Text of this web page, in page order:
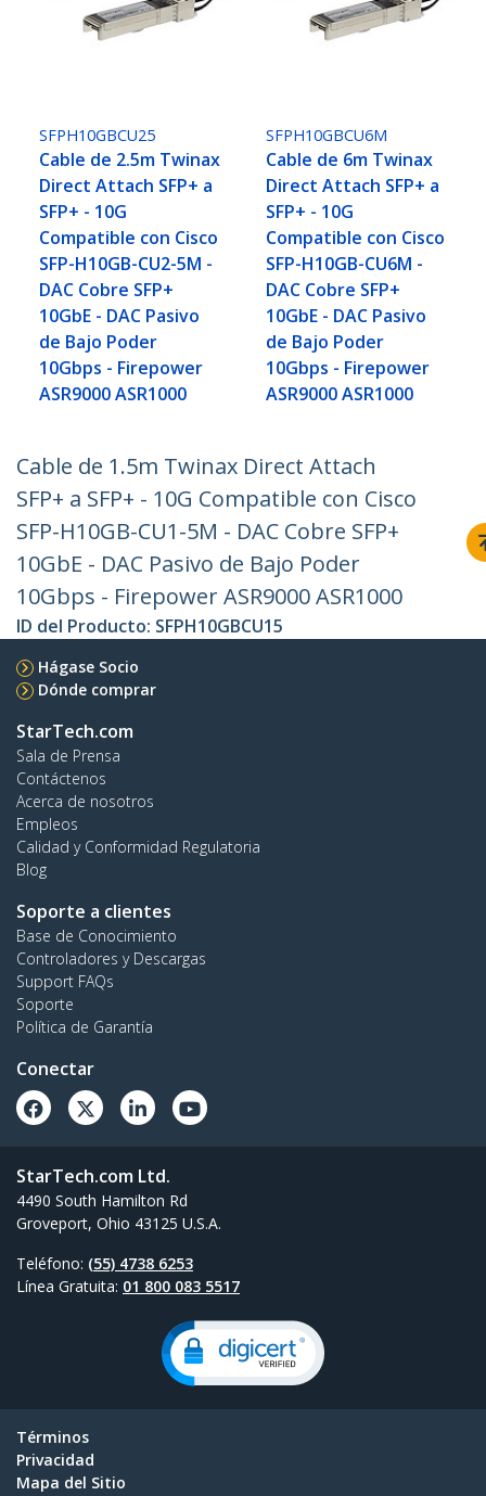
SFPH10GBCU25
Cable de 2.5m Twinax
Direct Attach SFP+ a
SFP+ - 10G
Compatible con Cisco
SFP-H10GB-CU2-5M -
DAC Cobre SFP+
10GbE - DAC Pasivo
de Bajo Poder
10Gbps - Firepower
ASR9000 ASR1000
SFPH10GBCU6M
Cable de 6m Twinax
Direct Attach SFP+ a
SFP+ - 10G
Compatible con Cisco
SFP-H10GB-CU6M -
DAC Cobre SFP+
10GbE - DAC Pasivo
de Bajo Poder
10Gbps - Firepower
ASR9000 ASR1000
Cable de 1.5m Twinax Direct Attach
SFP+ a SFP+ - 10G Compatible con Cisco
SFP-H10GB-CU1-5M - DAC Cobre SFP+
10GbE - DAC Pasivo de Bajo Poder
10Gbps - Firepower ASR9000 ASR1000
ID del Producto: SFPH10GBCU15
Hágase Socio
Dónde comprar
StarTech.com
Sala de Prensa
Contáctenos
Acerca de nosotros
Empleos
Calidad y Conformidad Regulatoria
Blog
Soporte a clientes
Base de Conocimiento
Controladores y Descargas
Support FAQs
Soporte
Política de Garantía
Conectar
StarTech.com Ltd.
4490 South Hamilton Rd
Groveport, Ohio 43125 U.S.A.
Teléfono: (55) 4738 6253
Línea Gratuita: 01 800 083 5517
Términos
Privacidad
Mapa del Sitio